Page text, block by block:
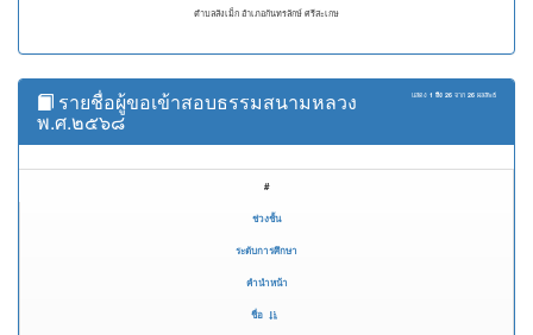
ตำบลสังเม็ก อำเภอกันทรลักษ์ ศรีสะเกษ
แสดง 1 ถึง 26 จาก 26 ผลลัพธ์
รายชื่อผู้ขอเข้าสอบธรรมสนามหลวง
พ.ศ.๒๕๖๘
#
ช่วงชั้น
ระดับการศึกษา
คำนำหน้า
ชื่อ